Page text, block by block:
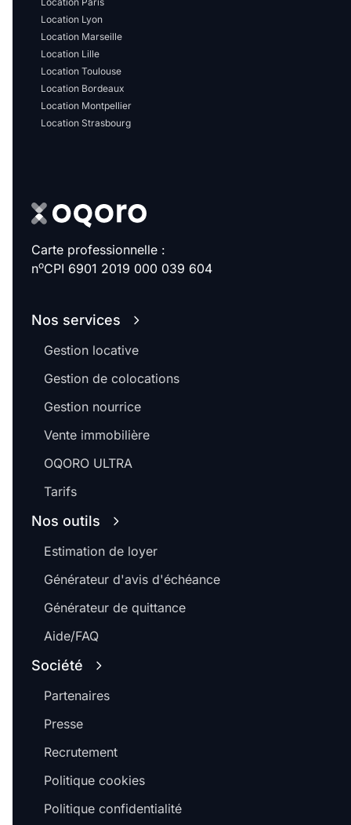
Location Lyon
Location Marseille
Location Lille
Location Toulouse
Location Bordeaux
Location Montpellier
Location Strasbourg
Carte professionnelle :
noCPI 6901 2019 000 039 604
Nos services
Gestion locative
Gestion de colocations
Gestion nourrice
Vente immobilière
OQORO ULTRA
Tarifs
Nos outils
Estimation de loyer
Générateur d'avis d'échéance
Générateur de quittance
Aide/FAQ
Société
Partenaires
Presse
Recrutement
Politique cookies
Politique confidentialité